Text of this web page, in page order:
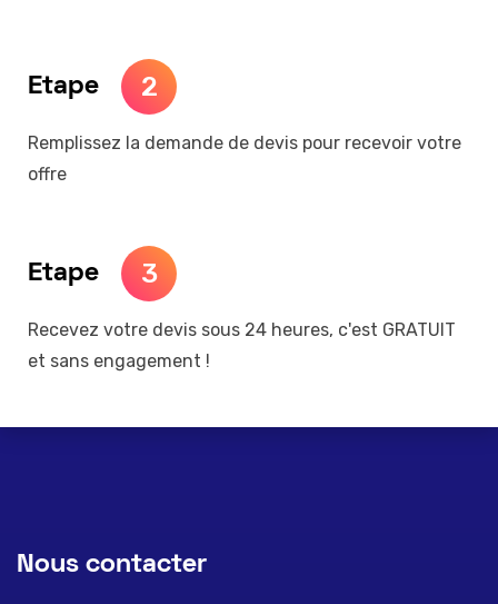
Etape 2
Remplissez la demande de devis pour recevoir votre
offre
Etape 3
Recevez votre devis sous 24 heures, c'est GRATUIT
et sans engagement !
Nous contacter